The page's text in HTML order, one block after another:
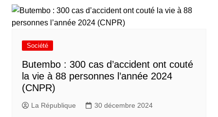
Société
Butembo : 300 cas d’accident ont couté
la vie à 88 personnes l’année 2024
(CNPR)
La République 30 décembre 2024